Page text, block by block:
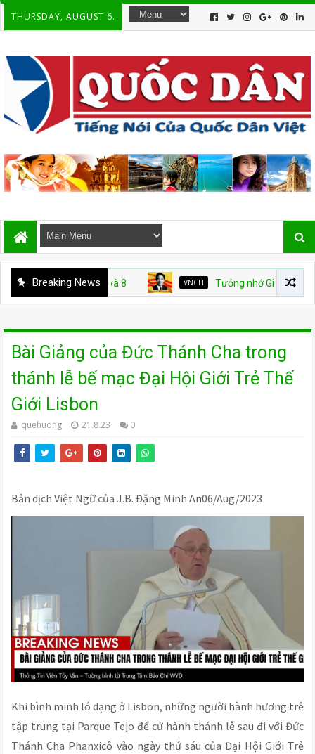
THURSDAY, AUGUST 6.
Breaking News VNCH Tưởng nhớ Giáo sư Nguyễn Ngọc
Bài Giảng của Đức Thánh Cha trong
thánh lễ bế mạc Đại Hội Giới Trẻ Thế
Giới Lisbon
quehuong 21.8.23 0
Bản dịch Việt Ngữ của J.B. Đặng Minh An06/Aug/2023
Khi bình minh ló dạng ở Lisbon, những người hành hương trẻ
tập trung tại Parque Tejo để cử hành thánh lễ sau đi với Đức
Thánh Cha Phanxicô vào ngày thứ sáu của Đại Hội Giới Trẻ